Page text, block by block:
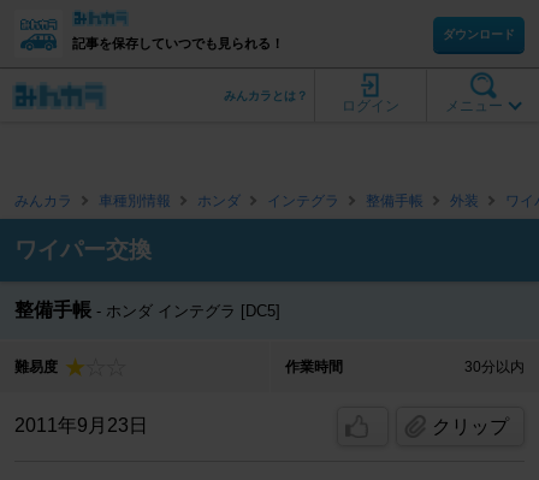
記事を保存していつでも見られる！
ダウンロード
メニュー
ログイン
みんカラとは？
みんカラ 車種別情報 ホンダ インテグラ 整備手帳 外装 ワイ
ワイパー交換
整備手帳 ホンダ インテグラ [DC5]
難易度 作業時間 30分以内
2011年9月23日 クリップ